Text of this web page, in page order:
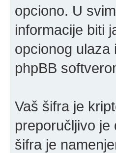
opciono. U
informacije biti
opcionog ulaza
phpBB
Vaš šifra je
preporučljivo
šifra je